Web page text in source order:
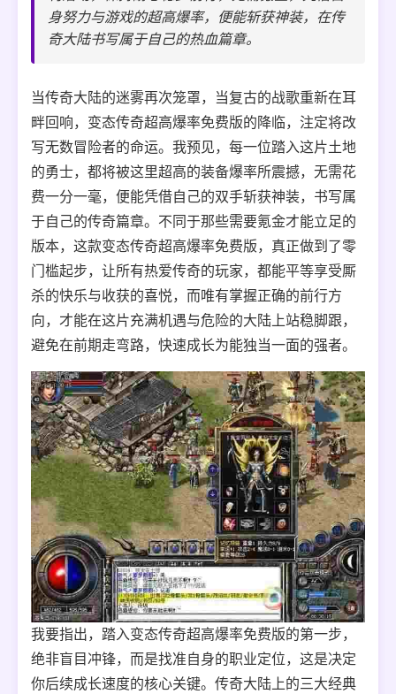
身努力与游戏的超高爆率，便能斩获神装，在传
奇大陆书写属于自己的热血篇章。
当传奇大陆的迷雾再次笼罩，当复古的战歌重新在耳
畔回响，变态传奇超高爆率免费版的降临，注定将改
写无数冒险者的命运。我预见，每一位踏入这片土地
的勇士，都将被这里超高的装备爆率所震撼，无需花
费一分一毫，便能凭借自己的双手斩获神装，书写属
于自己的传奇篇章。不同于那些需要氪金才能立足的
版本，这款变态传奇超高爆率免费版，真正做到了零
门槛起步，让所有热爱传奇的玩家，都能平等享受厮
杀的快乐与收获的喜悦，而唯有掌握正确的前行方
向，才能在这片充满机遇与危险的大陆上站稳脚跟，
避免在前期走弯路，快速成长为能独当一面的强者。
我要指出，踏入变态传奇超高爆率免费版的第一步，
绝非盲目冲锋，而是找准自身的职业定位，这是决定
你后续成长速度的核心关键。传奇大陆上的三大经典